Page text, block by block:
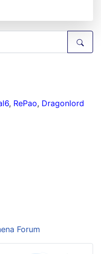
, RePao, Dragonlord
Forum